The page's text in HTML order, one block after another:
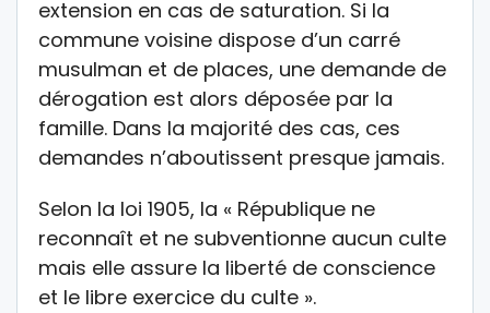
extension en cas de saturation. Si la
commune voisine dispose d’un carré
musulman et de places, une demande de
dérogation est alors déposée par la
famille. Dans la majorité des cas, ces
demandes n’aboutissent presque jamais.
Selon la loi 1905, la « République ne
reconnaît et ne subventionne aucun culte
mais elle assure la liberté de conscience
et le libre exercice du culte ».